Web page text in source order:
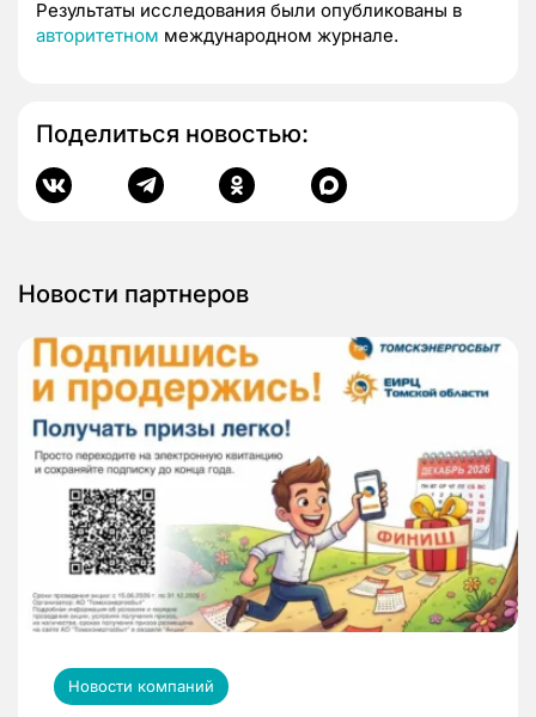
Результаты исследования были опубликованы в
авторитетном международном журнале.
Поделиться новостью:
Новости партнеров
Новости компаний